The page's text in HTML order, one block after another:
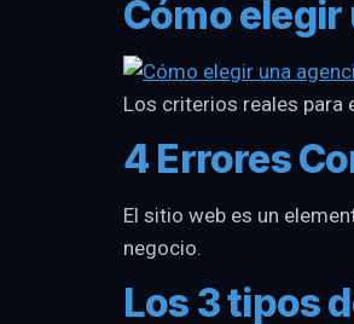
Cómo
Los criterios reales para
4 Errores
El sitio web es un
negocio.
Los 3 tipos